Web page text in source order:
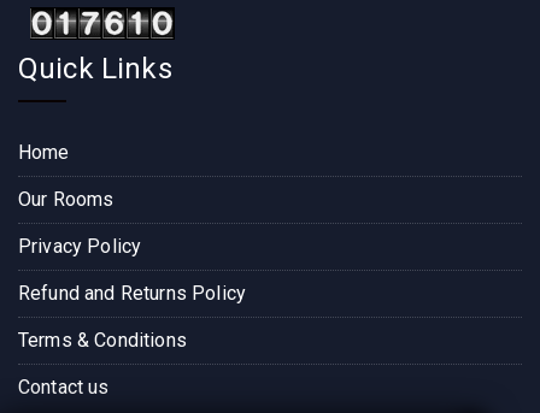
Quick Links
Home
Our Rooms
Privacy Policy
Refund and Returns Policy
Terms & Conditions
Contact us